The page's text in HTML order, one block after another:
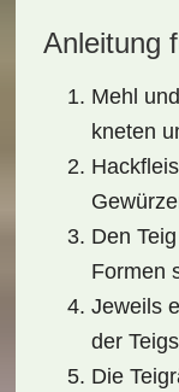
Anleitung
Mehl
kneten
Den
Formen
Jeweils
der
Die